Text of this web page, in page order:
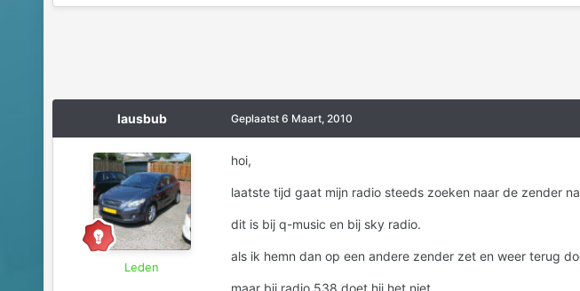
lausbub
Leden
Geplaatst 6 Maart, 2010
hoi,
laatste tijd gaat mijn radio steeds zoeken naar de zender
dit is bij q-music en bij sky radio.
als ik hemn dan op een andere zender zet en weer terug